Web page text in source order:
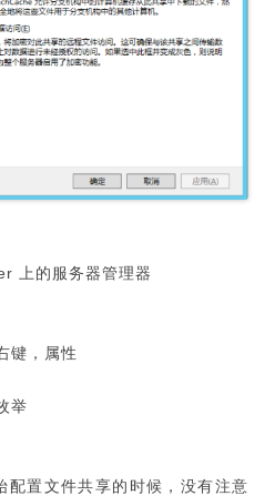
上的服务器管理器
键，属性
举
配置文件共享的时候，没有注意